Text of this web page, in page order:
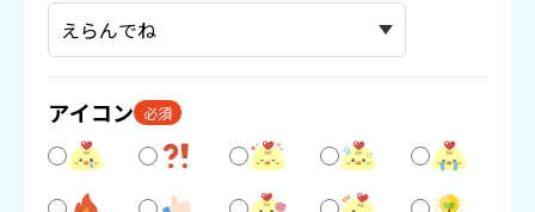
アイコン 必須